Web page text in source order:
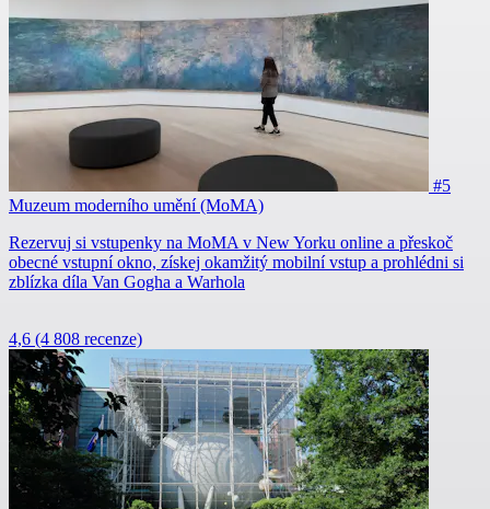
#5
Muzeum moderního umění (MoMA)
Rezervuj si vstupenky na MoMA v New Yorku online a přeskoč
obecné vstupní okno, získej okamžitý mobilní vstup a prohlédni si
zblízka díla Van Gogha a Warhola
4,6 (4 808 recenze)